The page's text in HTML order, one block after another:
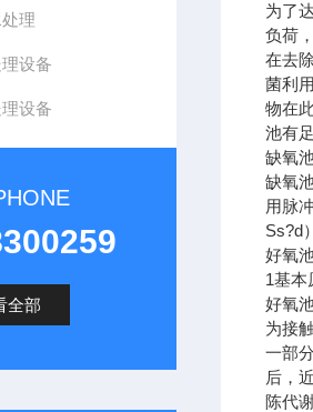
理
设备
设备
全部
为了
负荷
在去
菌利
物在
池有
缺氧
缺氧
用脉
Ss?d
好氧
1基本
好氧
为接
一部
后，
陈代